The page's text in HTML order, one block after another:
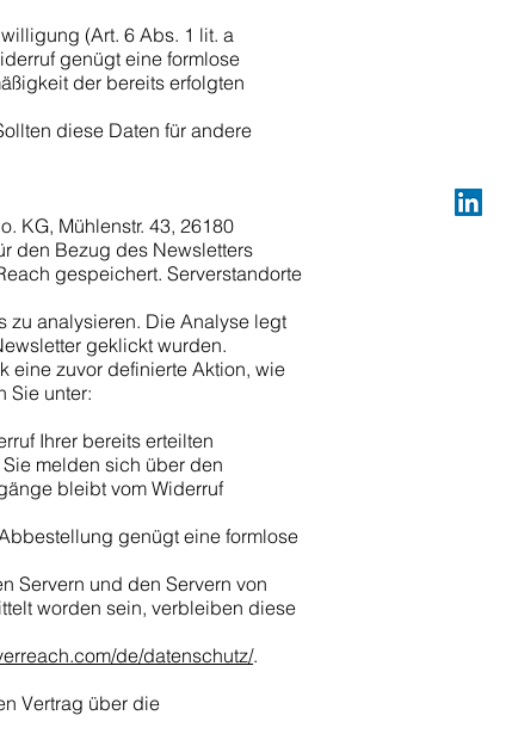
(Art. 6 Abs. 1 lit. a
genügt eine formlose
der bereits erfolgten
diese Daten für andere
KG, Mühlenstr. 43, 26180
den Bezug des Newsletters
gespeichert. Serverstandorte
zu analysieren. Die Analyse legt
geklickt wurden.
eine zuvor definierte Aktion, wie
Sie unter:
Ihrer bereits erteilten
melden sich über den
bleibt vom Widerruf
genügt eine formlose
Servern und den Servern von
worden sein, verbleiben diese
de/datenschutz/.
Vertrag über die